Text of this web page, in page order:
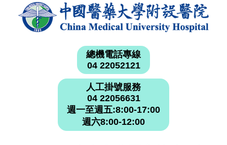
總機電話專線
04 22052121
人工掛號服務
04 22056631
週一至週五:8:00-17:00
週六8:00-12:00